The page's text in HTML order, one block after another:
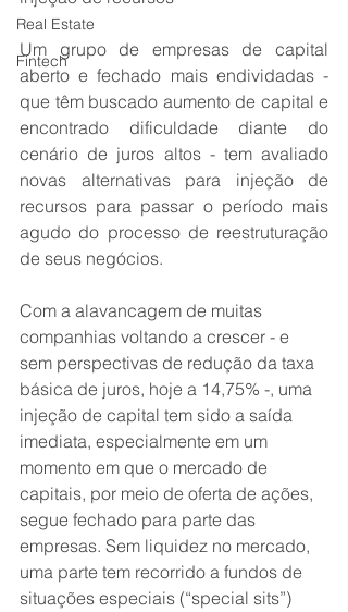
Real Estate
Fintech
Um grupo de empresas de capital
aberto e fechado mais endividadas -
que têm buscado aumento de capital e
encontrado dificuldade diante do
cenário de juros altos - tem avaliado
novas alternativas para injeção de
recursos para passar o período mais
agudo do processo de reestruturação
de seus negócios.
Com a alavancagem de muitas
companhias voltando a crescer - e
sem perspectivas de redução da taxa
básica de juros, hoje a 14,75% -, uma
injeção de capital tem sido a saída
imediata, especialmente em um
momento em que o mercado de
capitais, por meio de oferta de ações,
segue fechado para parte das
empresas. Sem liquidez no mercado,
uma parte tem recorrido a fundos de
situações especiais (“special sits”)